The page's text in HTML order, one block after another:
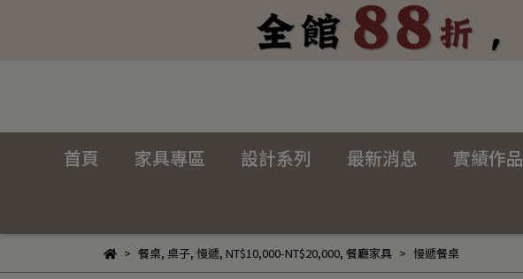
首頁 家具專區 設計系列 最新消息 實績作品
餐桌, 桌子, 慢遞, NT$10,000-NT$20,000, 餐廳家具 慢遞餐桌